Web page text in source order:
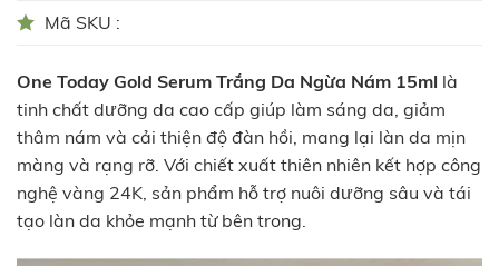
Mã SKU :
One Today Gold Serum Trắng Da Ngừa Nám 15ml là
tinh chất dưỡng da cao cấp giúp làm sáng da, giảm
thâm nám và cải thiện độ đàn hồi, mang lại làn da mịn
màng và rạng rỡ. Với chiết xuất thiên nhiên kết hợp công
nghệ vàng 24K, sản phẩm hỗ trợ nuôi dưỡng sâu và tái
tạo làn da khỏe mạnh từ bên trong.